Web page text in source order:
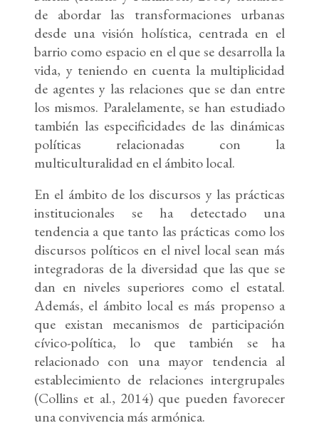
de abordar las transformaciones urbanas
desde una visión holística, centrada en el
barrio como espacio en el que se desarrolla la
vida, y teniendo en cuenta la multiplicidad
de agentes y las relaciones que se dan entre
los mismos. Paralelamente, se han estudiado
también las especificidades de las dinámicas
políticas relacionadas con la
multiculturalidad en el ámbito local.
En el ámbito de los discursos y las prácticas
institucionales se ha detectado una
tendencia a que tanto las prácticas como los
discursos políticos en el nivel local sean más
integradoras de la diversidad que las que se
dan en niveles superiores como el estatal.
Además, el ámbito local es más propenso a
que existan mecanismos de participación
cívico-política, lo que también se ha
relacionado con una mayor tendencia al
establecimiento de relaciones intergrupales
(Collins et al., 2014) que pueden favorecer
una convivencia más armónica.